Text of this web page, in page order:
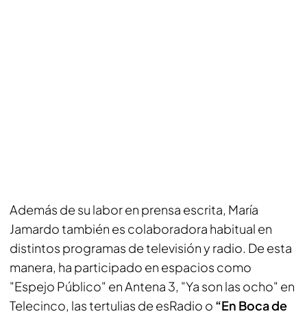
Además de su labor en prensa escrita, María
Jamardo también es colaboradora habitual en
distintos programas de televisión y radio. De esta
manera, ha participado en espacios como
"Espejo Público" en Antena 3, "Ya son las ocho" en
Telecinco, las tertulias de esRadio o “En Boca de